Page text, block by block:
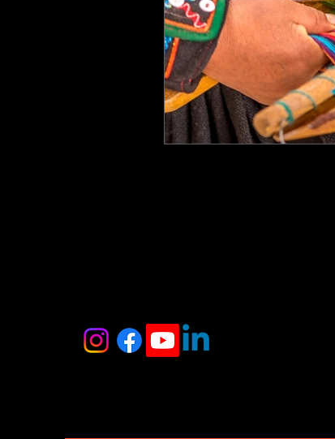
Teoria da Conservação
Exposições Bordados